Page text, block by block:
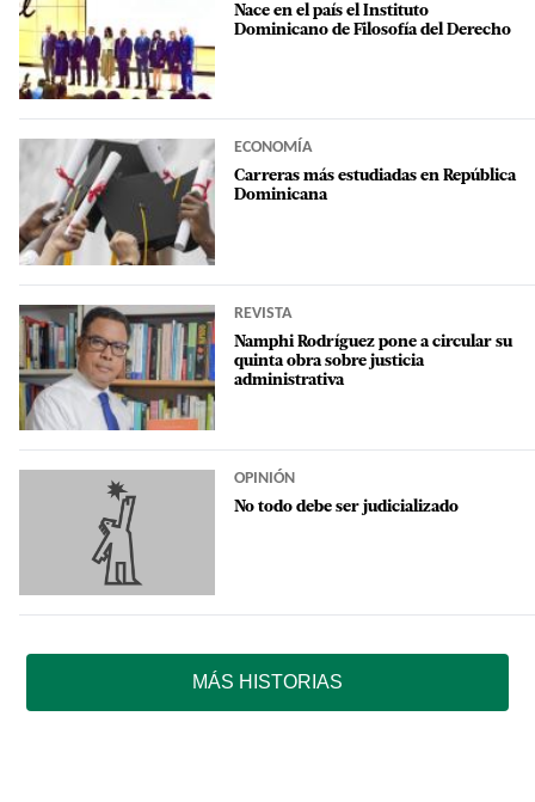
Nace en el país el Instituto
Dominicano de Filosofía del Derecho
ECONOMÍA
Carreras más estudiadas en República
Dominicana
REVISTA
Namphi Rodríguez pone a circular su
quinta obra sobre justicia
administrativa
OPINIÓN
No todo debe ser judicializado
MÁS HISTORIAS